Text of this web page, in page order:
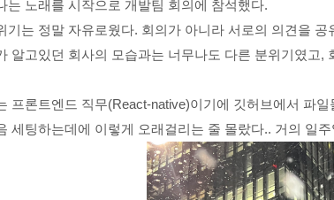
는 노래를 시작으로 개발팀 회의에 참석했다.
기는 정말 자유로웠다. 회의가 아니라 서로의 의견을
알고있던 회사의 모습과는 너무나도 다른 분위기였고,
프론트엔드 직무(React-native)이기에 깃허브에서 파일
세팅하는데에 이렇게 오래걸리는 줄 몰랐다.. 거의 일